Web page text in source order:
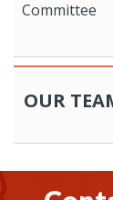
Committee
OUR